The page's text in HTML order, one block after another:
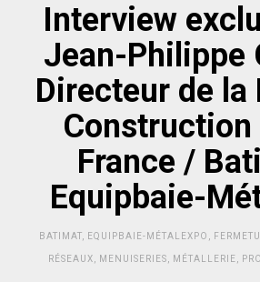
Interview
Jean-Philippe
Directeur de la
Construction
France /
Equipbaie-
BATIMAT, EQUIPBAIE-MÉTALEXPO
RÉSEAUX MENUISERIES MÉTALLERIE